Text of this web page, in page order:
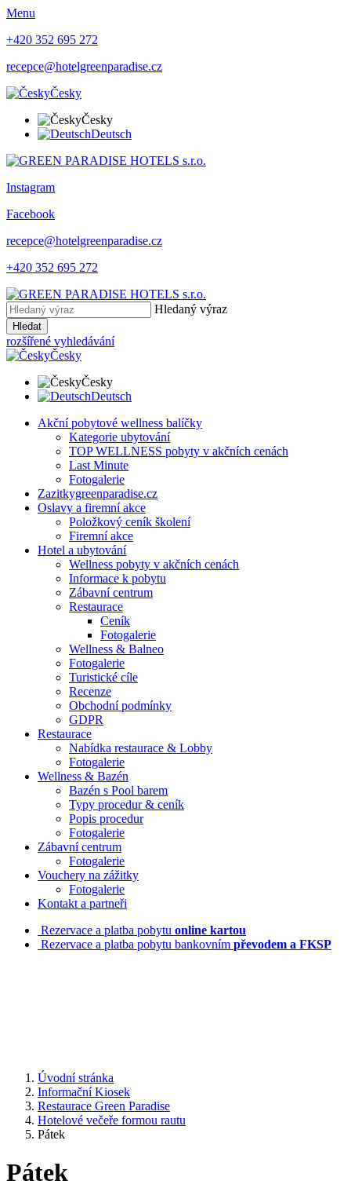
Menu
+420 352 695 272
recepce@hotelgreenparadise.cz
Česky
Česky
Deutsch
Instagram
Facebook
recepce@hotelgreenparadise.cz
+420 352 695 272
Hledaný výraz
Hledat
rozšířené vyhledávání
Česky
Česky
Deutsch
Akční pobytové wellness balíčky
Kategorie ubytování
TOP WELLNESS pobyty v akčních cenách
Last Minute
Fotogalerie
Zazitkygreenparadise.cz
Oslavy a firemní akce
Položkový ceník školení
Firemní akce
Hotel a ubytování
Wellness pobyty v akčních cenách
Informace k pobytu
Zábavní centrum
Restaurace
Ceník
Fotogalerie
Wellness & Balneo
Fotogalerie
Turistické cíle
Recenze
Obchodní podmínky
GDPR
Restaurace
Nabídka restaurace & Lobby
Fotogalerie
Wellness & Bazén
Bazén s Pool barem
Typy procedur & ceník
Popis procedur
Fotogalerie
Zábavní centrum
Fotogalerie
Vouchery na zážitky
Fotogalerie
Kontakt a partneři
Rezervace a platba pobytu online kartou
Rezervace a platba pobytu bankovním převodem a FKSP
Úvodní stránka
Informační Kiosek
Restaurace Green Paradise
Hotelové večeře formou rautu
Pátek
Pátek